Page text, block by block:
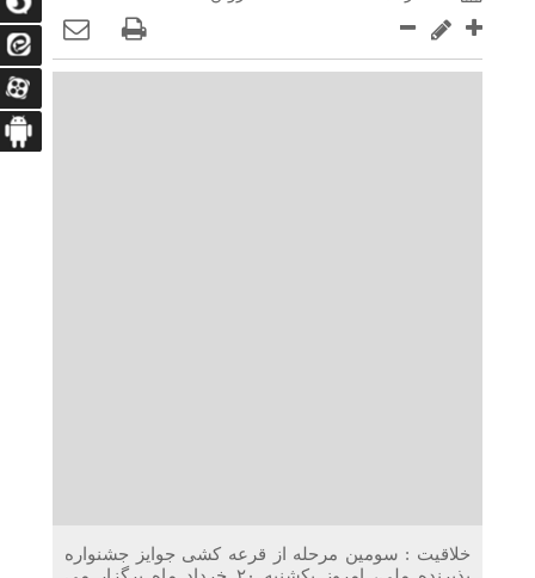
وزیر صمت خواستار پیگیری کانتینرهای ایرانی در بندر کراچی
شد / تجارت ۱۰ میلیارد دلاری ایران و پاکستان
خلاقیت : سومین مرحله از قرعه کشی جوایز جشنواره